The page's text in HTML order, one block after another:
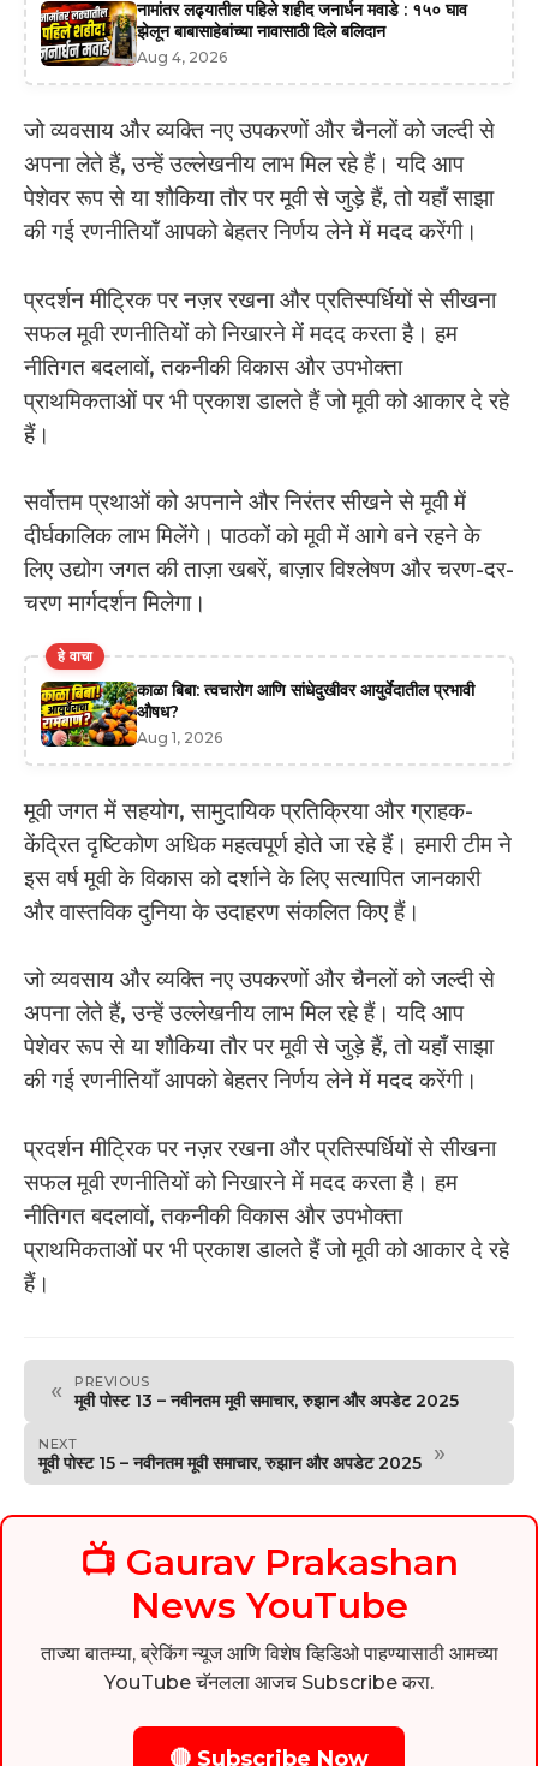
नामांतर लढ्यातील पहिले शहीद जनार्धन मवाडे : १५० घाव
झेलून बाबासाहेबांच्या नावासाठी दिले बलिदान
Aug 4, 2026
जो व्यवसाय और व्यक्ति नए उपकरणों और चैनलों को जल्दी से
अपना लेते हैं, उन्हें उल्लेखनीय लाभ मिल रहे हैं। यदि आप
पेशेवर रूप से या शौकिया तौर पर मूवी से जुड़े हैं, तो यहाँ साझा
की गई रणनीतियाँ आपको बेहतर निर्णय लेने में मदद करेंगी।
प्रदर्शन मीट्रिक पर नज़र रखना और प्रतिस्पर्धियों से सीखना
सफल मूवी रणनीतियों को निखारने में मदद करता है। हम
नीतिगत बदलावों, तकनीकी विकास और उपभोक्ता
प्राथमिकताओं पर भी प्रकाश डालते हैं जो मूवी को आकार दे रहे
हैं।
सर्वोत्तम प्रथाओं को अपनाने और निरंतर सीखने से मूवी में
दीर्घकालिक लाभ मिलेंगे। पाठकों को मूवी में आगे बने रहने के
लिए उद्योग जगत की ताज़ा खबरें, बाज़ार विश्लेषण और चरण-दर-
चरण मार्गदर्शन मिलेगा।
हे वाचा
काळा बिबा: त्वचारोग आणि सांधेदुखीवर आयुर्वेदातील प्रभावी
औषध?
Aug 1, 2026
मूवी जगत में सहयोग, सामुदायिक प्रतिक्रिया और ग्राहक-
केंद्रित दृष्टिकोण अधिक महत्वपूर्ण होते जा रहे हैं। हमारी टीम ने
इस वर्ष मूवी के विकास को दर्शाने के लिए सत्यापित जानकारी
और वास्तविक दुनिया के उदाहरण संकलित किए हैं।
जो व्यवसाय और व्यक्ति नए उपकरणों और चैनलों को जल्दी से
अपना लेते हैं, उन्हें उल्लेखनीय लाभ मिल रहे हैं। यदि आप
पेशेवर रूप से या शौकिया तौर पर मूवी से जुड़े हैं, तो यहाँ साझा
की गई रणनीतियाँ आपको बेहतर निर्णय लेने में मदद करेंगी।
प्रदर्शन मीट्रिक पर नज़र रखना और प्रतिस्पर्धियों से सीखना
सफल मूवी रणनीतियों को निखारने में मदद करता है। हम
नीतिगत बदलावों, तकनीकी विकास और उपभोक्ता
प्राथमिकताओं पर भी प्रकाश डालते हैं जो मूवी को आकार दे रहे
हैं।
« PREVIOUS
मूवी पोस्ट 13 – नवीनतम मूवी समाचार, रुझान और अपडेट 2025
NEXT
मूवी पोस्ट 15 – नवीनतम मूवी समाचार, रुझान और अपडेट 2025 »
📺 Gaurav Prakashan
News YouTube
ताज्या बातम्या, ब्रेकिंग न्यूज आणि विशेष व्हिडिओ पाहण्यासाठी आमच्या
YouTube चॅनलला आजच Subscribe करा.
🔴 Subscribe Now